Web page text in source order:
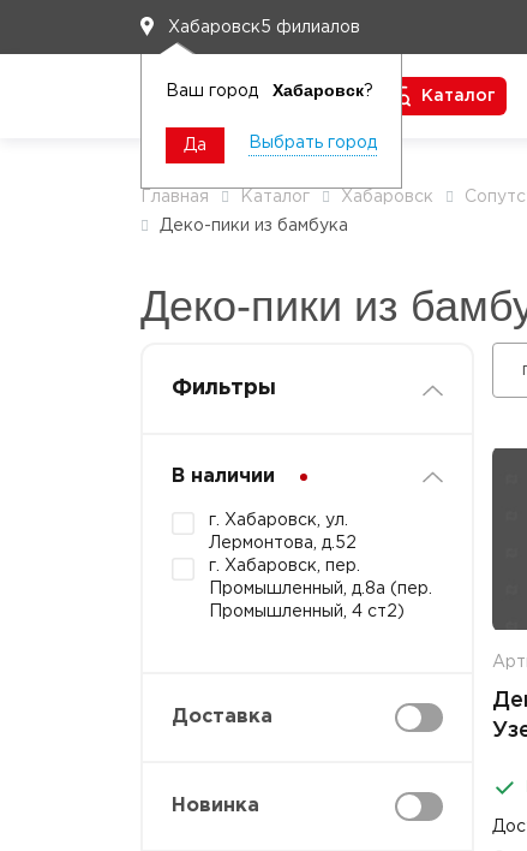
Хабаровск5 филиалов
Ваш город Хабаровск?
Да Выбрать город
Каталог
Главная Каталог Хабаровск
Деко-пики из бамбука
Деко-пики из
Фильтры
В наличии
г. Хабаровск, ул.
Лермонтова, д.52
г. Хабаровск, пер.
Промышленный, д.8а (пер.
Промышленный, 4 ст2)
Доставка
Новинка